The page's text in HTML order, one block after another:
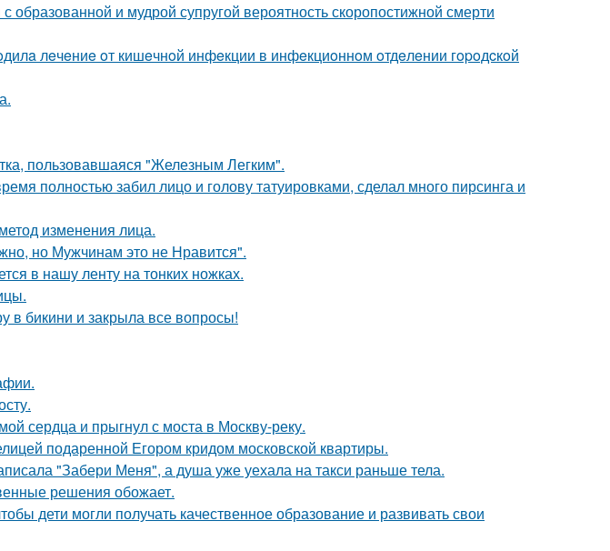
образованной и мудрой супругой вероятность скоропостижной смерти
лeчeниe oт кишeчнoй инфeкции в инфeкциoннoм oтдeлeнии гopoдcкoй
пользовавшаяся "Железным Легким".
полностью забил лицо и голову татуировками, сделал много пирсинга и
изменения лица.
но Мужчинам это не Нравится".
в нашу ленту на тонких ножках.
в бикини и закрыла все вопросы!
сердца и прыгнул с моста в Москву-реку.
подаренной Егором кридом московской квартиры.
"Забери Меня", а душа уже уехала на такси раньше тела.
решения обожает.
дети могли получать качественное образование и развивать свои